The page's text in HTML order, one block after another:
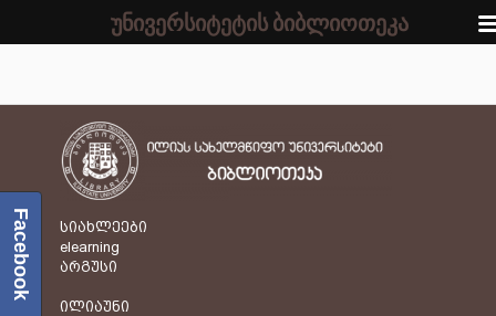
სიახლეები
elearning
არგუსი
ილიაუნი
Facebook
უნივერსიტეტის ბიბლიოთეკა